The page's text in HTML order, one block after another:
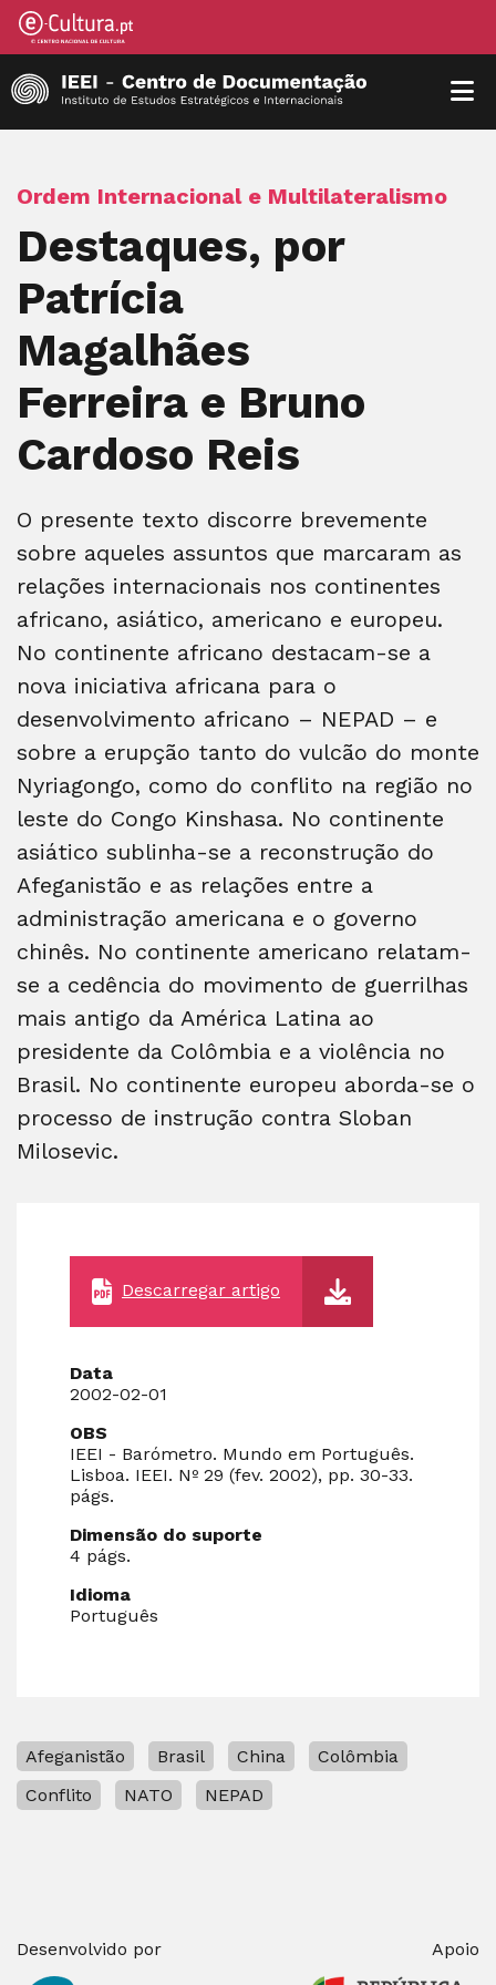
Ordem Internacional e Multilateralismo
Destaques, por
Patrícia
Magalhães
Ferreira e Bruno
Cardoso Reis
O presente texto discorre brevemente
sobre aqueles assuntos que marcaram as
relações internacionais nos continentes
africano, asiático, americano e europeu.
No continente africano destacam-se a
nova iniciativa africana para o
desenvolvimento africano – NEPAD – e
sobre a erupção tanto do vulcão do monte
Nyriagongo, como do conflito na região no
leste do Congo Kinshasa. No continente
asiático sublinha-se a reconstrução do
Afeganistão e as relações entre a
administração americana e o governo
chinês. No continente americano relatam-
se a cedência do movimento de guerrilhas
mais antigo da América Latina ao
presidente da Colômbia e a violência no
Brasil. No continente europeu aborda-se o
processo de instrução contra Sloban
Milosevic.
Descarregar artigo
Data
2002-02-01
OBS
IEEI - Barómetro. Mundo em Português.
Lisboa. IEEI. Nº 29 (fev. 2002), pp. 30-33.
págs.
Dimensão do suporte
4 págs.
Idioma
Português
Afeganistão Brasil China
Colômbia
Conflito
NATO NEPAD
Desenvolvido por Apoio